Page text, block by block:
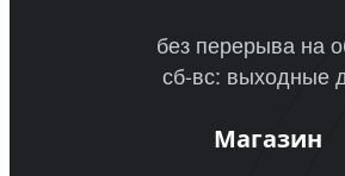
без перерыва на
сб-вс: выходные
Магазин